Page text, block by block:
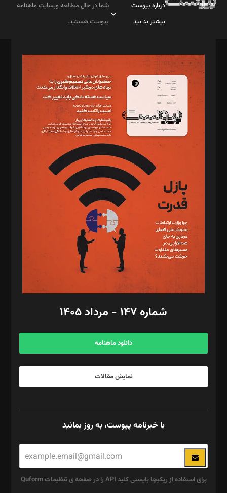
درباره پیوست
بیشتر بدانید
شما در حال مطالعه وبسایت ماهنامه
پیوست هستید.
مدیر مسئول: محمدباقر اثنی‌عشری
سردبیر: مهرک محمودی
دبیر تحریریه: میثم قاسمی
د‌بیر ناداستان: سمانه سمیع
د‌بیر خدمت و تجارت: ابوالفضل رجبی
د‌بیر حقوق فناوری: حسام‌الدین ایپکچی
د‌بیر پیوست جهان: مینا پاکدل
د‌بیر تحریریه آنلاین: بابک نقاش
تحریریه‌: مجتبی محمود‌ی، آرش برهمند، یسنا امان‌پور، سروش کرمیان،
مصطفی مسجدی آرانی، ابوالفضل رجبی، زهرا فکرانه، فائزه فتحی
رستمی،مصطفی باستان
ویرایش: نگار استاد‌‌آقا
طراح یونیفرم: مجید توکلی
فیلمبرداری و عکاسی: امیر شفیعی، مانی لطفی زاده
گرافیک و صفحه‌آرایی: سید‌سبحان‌علی ثابت
مد‌یر توسعه تجاری: کامبیز برید‌
امور مالی: شاپور رهبری، محمد‌ کاظمی‌نیا
آگهی و مشترکین: ۰۹۱۹۹۹۹۰۴۵۴
شماره ۱۴۷ - مرداد ۱۴۰۵
دانلود ماهنامه
نمایش مقالات
با خبرنامه پیوست، به روز بمانید
برای استفاده از ریکپچا بایستی کلید API را در صفحه ی تنظیمات Quform